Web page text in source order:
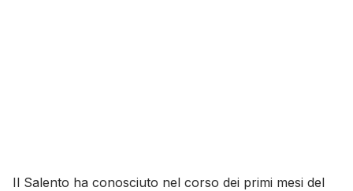
Il Salento ha conosciuto nel corso dei primi mesi del